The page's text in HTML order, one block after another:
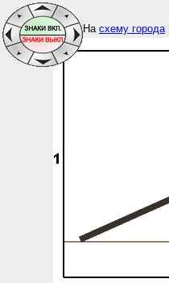
На схему города|